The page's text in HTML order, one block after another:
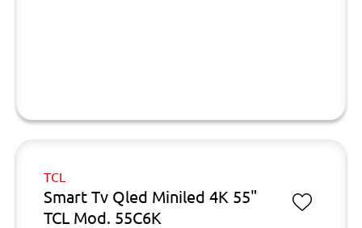
TCL
Smart Tv Qled Miniled 4K 55"
TCL Mod. 55C6K